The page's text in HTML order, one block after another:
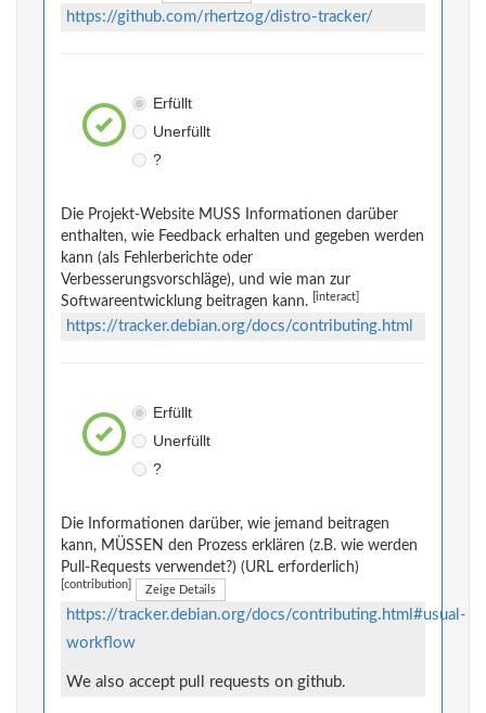
https://github.com/rhertzog/distro-tracker/
Erfüllt
Unerfüllt
?
Die Projekt-Website MUSS Informationen darüber
enthalten, wie Feedback erhalten und gegeben werden
kann (als Fehlerberichte oder
Verbesserungsvorschläge), und wie man zur
Softwareentwicklung beitragen kann.
[interact]
https://tracker.debian.org/docs/contributing.html
Erfüllt
Unerfüllt
?
Die Informationen darüber, wie jemand beitragen
kann, MÜSSEN den Prozess erklären (z.B. wie werden
Pull-Requests verwendet?) (URL erforderlich)
[contribution] Zeige Details
https://tracker.debian.org/docs/contributing.html#usual-
workflow
We also accept pull requests on github.